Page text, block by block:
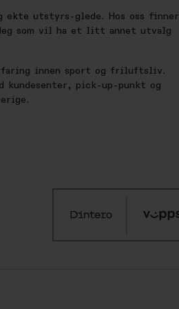
ekte utstyrs-glede. Hos oss finner
som vil ha et litt annet utvalg
innen sport og friluftsliv.
kundesenter, pick-up-punkt og